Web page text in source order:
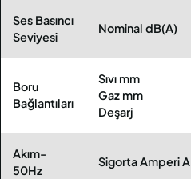
Ses Basıncı
Seviyesi
Nominal dB(A)
Boru
Bağlantıları
Sıvı mm
Gaz mm
Deşarj
Akım-
50Hz
Sigorta Amperi A